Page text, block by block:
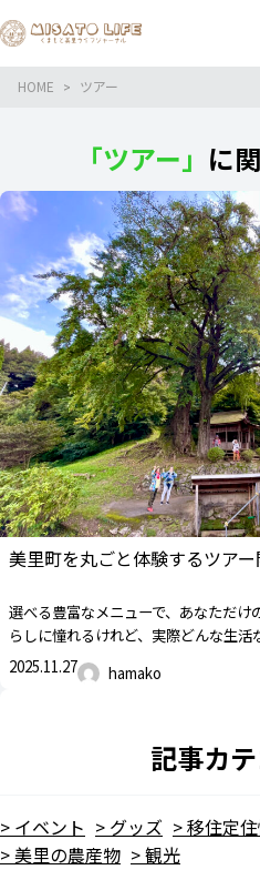
HOME ツアー
「ツアー」 に
美里町を丸ごと体験するツアー
選べる豊富なメニューで、あなただけ
らしに憧れるけれど、実際どんな生
2025.11.27
hamako
記事カ
イベント グッズ 移住定
美里の農産物
観光